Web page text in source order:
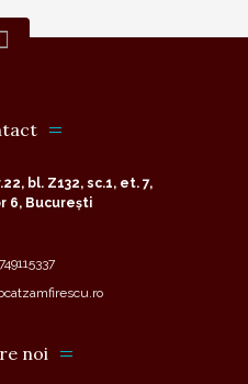
bl. Z132, sc.1, et. 7,
6, București
noi